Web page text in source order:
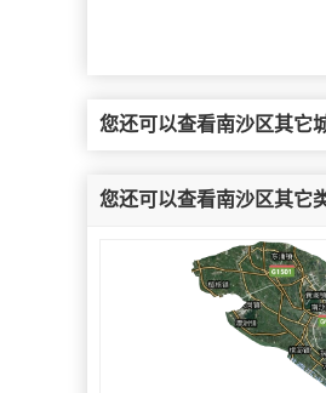
您还可以查看南沙区其它
您还可以查看南沙区其它